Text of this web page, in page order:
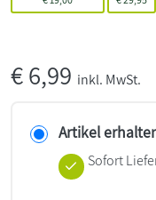
€6,99 inkl. MwSt.
Artikel
Sofort